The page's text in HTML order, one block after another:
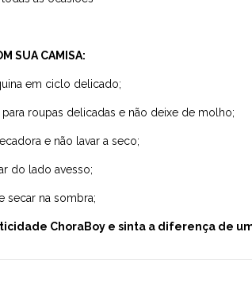
SUA CAMISA:
em ciclo delicado;
roupas delicadas e não deixe de molho;
e não lavar a seco;
do lado avesso;
secar na sombra;
ChoraBoy e sinta a diferença de